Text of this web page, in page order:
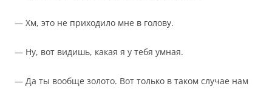
— Хм, это не приходило мне в голову.
— Ну, вот видишь, какая я у тебя умная.
— Да ты вообще золото. Вот только в таком случае нам